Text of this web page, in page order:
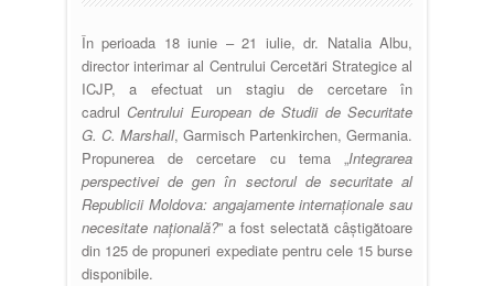
În perioada 18 iunie – 21 iulie, dr. Natalia Albu,
director interimar al Centrului Cercetări Strategice al
ICJP, a efectuat un stagiu de cercetare în
cadrul Centrului European de Studii de Securitate
G. C. Marshall, Garmisch Partenkirchen, Germania.
Propunerea de cercetare cu tema „Integrarea
perspectivei de gen în sectorul de securitate al
Republicii Moldova: angajamente internaționale sau
necesitate națională?” a fost selectată câștigătoare
din 125 de propuneri expediate pentru cele 15 burse
disponibile.